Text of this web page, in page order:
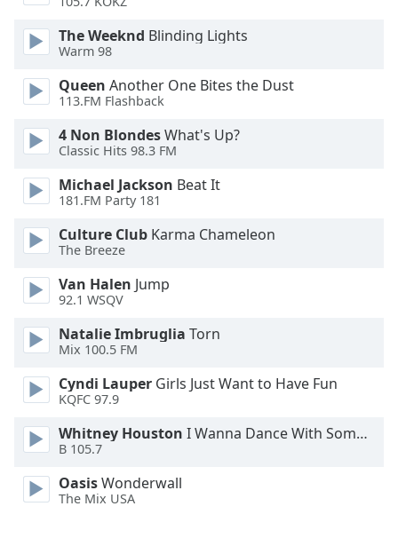
Style
Font
Family
Reset
Done
Close
dialog
window.
The Weeknd Blinding Lights
Warm 98
Queen Another One Bites the Dust
113.FM Flashback
4 Non BlondesWhat's Up?
Classic Hits 98.3 FM
Michael Jackson Beat It
181.FM Party 181
Culture Club Karma Chameleon
The Breeze
Van Halen Jump
92.1 WSQV
Natalie Imbruglia Torn
Mix 100.5 FM
Cyndi Lauper Girls Just Want to Have Fun
KQFC 97.9
Whitney Houston I Wanna Dance With Somebody
B 105.7
OasisWonderwall
The Mix USA